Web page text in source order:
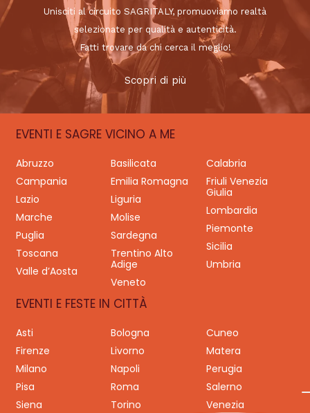
Unisciti al circuito SAGRITALY, promuoviamo realtà
selezionate per qualità e autenticità.
Fatti trovare da chi cerca il meglio!
Scopri di più
EVENTI E SAGRE VICINO A ME
Abruzzo Basilicata
Calabria
Campania
Emilia Romagna
Friuli Venezia
Giulia
Lazio
Liguria
Lombardia
Marche
Molise
Piemonte
Puglia
Sardegna
Sicilia
Toscana
Trentino Alto
Adige
Umbria
Valle d’Aosta
Veneto
EVENTI E FESTE IN CITTÀ
Asti Bologna
Cuneo
Firenze
Livorno
Matera
Milano
Napoli
Perugia
Pisa
Roma
Salerno
Siena
Torino Venezia